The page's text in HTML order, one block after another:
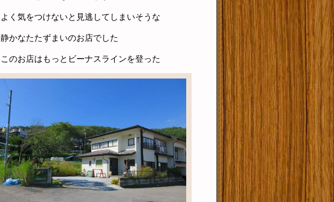
よく気をつけないと見逃してしまいそうな
静かなたたずまいのお店でした
このお店はもっとビーナスラインを登った